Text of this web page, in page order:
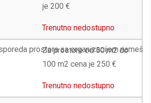
je 200 €
Trenutno nedostupno
Za prostore od 50 m2 do
100 m2 cena je 250 €
Trenutno nedostupno